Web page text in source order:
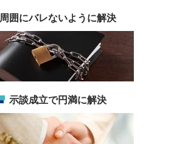
周囲にバレないように解決
示談成立で円満に解決